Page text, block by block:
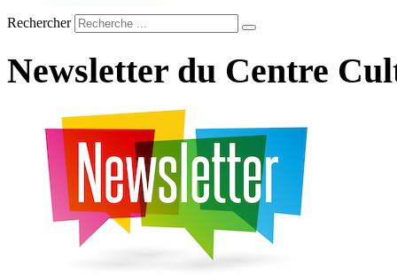
Rechercher
Newsletter du Centre